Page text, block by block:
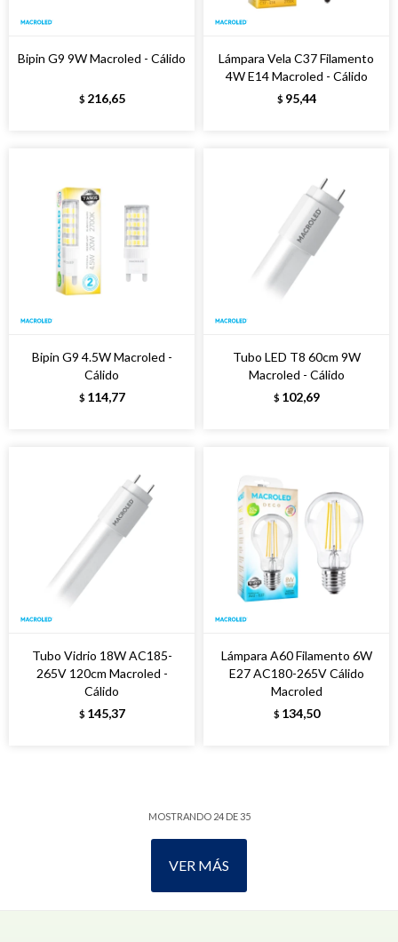
Bipin G9 9W Macroled - Cálido
$ 216,65
Lámpara Vela C37 Filamento
4W E14 Macroled - Cálido
$ 95,44
Bipin G9 4.5W Macroled -
Cálido
$ 114,77
Tubo LED T8 60cm 9W
Macroled - Cálido
$ 102,69
Tubo Vidrio 18W AC185-
265V 120cm Macroled -
Cálido
$ 145,37
Lámpara A60 Filamento 6W
E27 AC180-265V Cálido
Macroled
$ 134,50
MOSTRANDO 24DE35
VER MÁS